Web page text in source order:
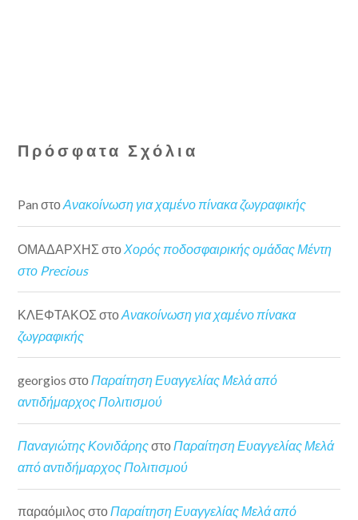
Πρόσφατα Σχόλια
Pan στοΑνακοίνωση για χαμένο πίνακα ζωγραφικής
ΟΜΑΔΑΡΧΗΣ στο Χορός ποδοσφαιρικής ομάδας Μέντη
στο Precious
ΚΛΕΦΤΑΚΟΣ στοΑνακοίνωση για χαμένο πίνακα
ζωγραφικής
georgios στοΠαραίτηση Ευαγγελίας Μελά από
αντιδήμαρχος Πολιτισμού
Παναγιώτης ΚονιδάρηςστοΠαραίτηση Ευαγγελίας Μελά
από αντιδήμαρχος Πολιτισμού
παραόμιλος στοΠαραίτηση Ευαγγελίας Μελά από